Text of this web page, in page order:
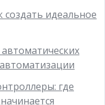
создать идеальное
где